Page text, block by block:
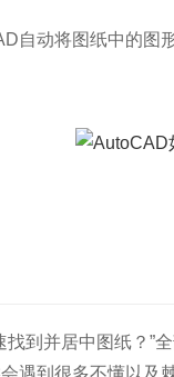
自动将图纸中的图
找到并居中图纸？”
遇到很多不懂以及